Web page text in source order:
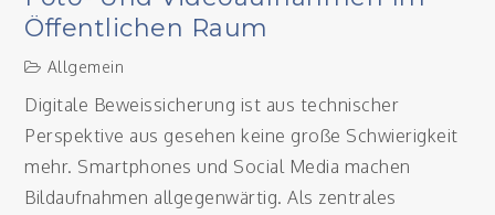
Öffentlichen Raum
Allgemein
Digitale Beweissicherung ist aus technischer
Perspektive aus gesehen keine große Schwierigkeit
mehr. Smartphones und Social Media machen
Bildaufnahmen allgegenwärtig. Als zentrales